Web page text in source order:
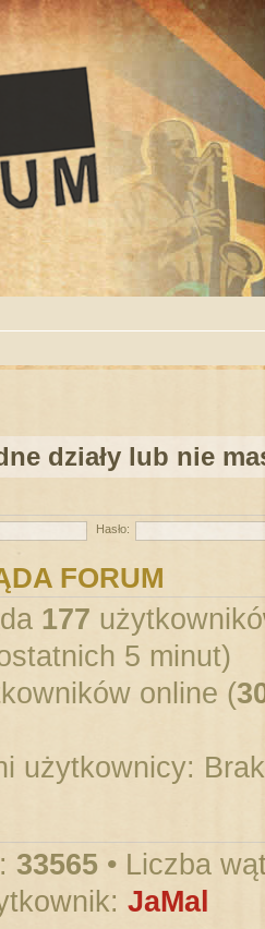
działy lub nie
Hasło:
FORUM
177
5 minut)
online (
użytkownicy:
33565 • Liczba
JaMal